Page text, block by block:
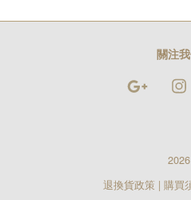
關注
Google
2026
退換貨政策 | 購買